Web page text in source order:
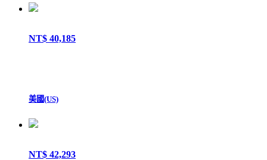
NT$ 40,185
美國(US)
NT$ 42,293